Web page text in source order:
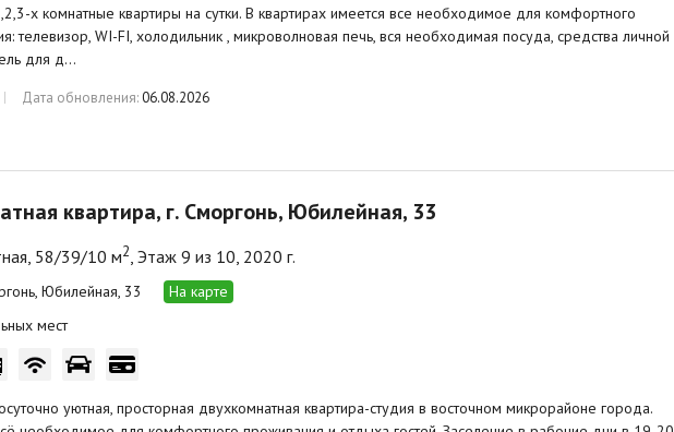
х комнатные квартиры на сутки. В квартирах имеется все необходимое для комфортного
телевизор, WI-FI, холодильник , микроволновая печь, вся необходимая посуда, средства личной
для д…
Дата обновления:06.08.2026
квартира, г. Сморгонь, Юбилейная, 33
58/39/10 м2 , Этаж 9 из 10, 2020 г.
Юбилейная, 33
На карте
мест
уютная, просторная двухкомнатная квартира-студия в восточном микрорайоне города.